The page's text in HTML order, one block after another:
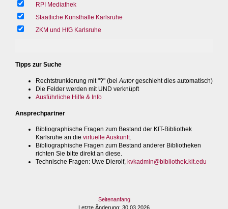
RPI Mediathek
Staatliche Kunsthalle Karlsruhe
ZKM und HfG Karlsruhe
Tipps zur Suche
Rechtstrunkierung mit "?" (bei Autorgeschieht dies automatisch)
Die Felder werden mit UND verknüpft
Ausführliche Hilfe & Info
Ansprechpartner
Bibliographische Fragen zum Bestand der KIT-Bibliothek
Karlsruhe an die virtuelle Auskunft.
Bibliographische Fragen zum Bestand anderer Bibliotheken
richten Sie bitte direkt an diese.
Technische Fragen: Uwe Dierolf, kvkadmin@bibliothek.kit.edu
Seitenanfang
Letzte Änderung: 30.03.2026